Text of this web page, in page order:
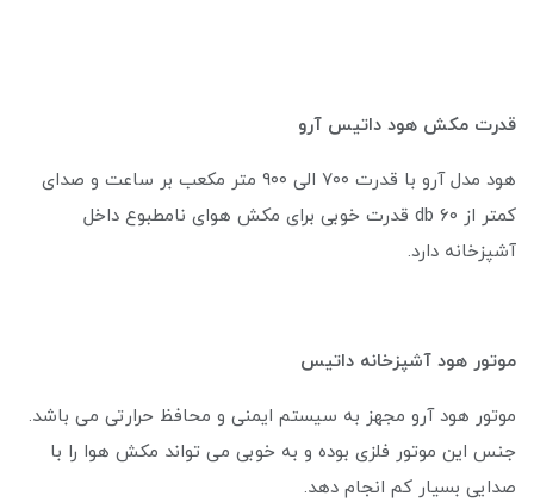
قدرت مکش هود داتیس آرو
هود مدل آرو با قدرت ۷۰۰ الی ۹۰۰ متر مکعب بر ساعت و صدای
کمتر از ۶۰ db قدرت خوبی برای مکش هوای نامطبوع داخل
آشپزخانه دارد.
موتور هود آشپزخانه داتیس
موتور هود آرو مجهز به سیستم ایمنی و محافظ حرارتی می باشد.
جنس این موتور فلزی بوده و به خوبی می تواند مکش هوا را با
صدایی بسیار کم انجام دهد.